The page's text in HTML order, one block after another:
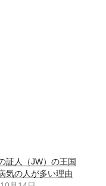
証人（JW）の王国
気の人が多い理由